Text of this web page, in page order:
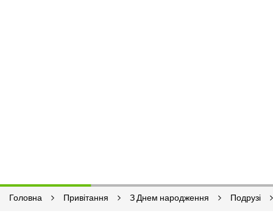
Головна Привітання З Днем народження Подрузі